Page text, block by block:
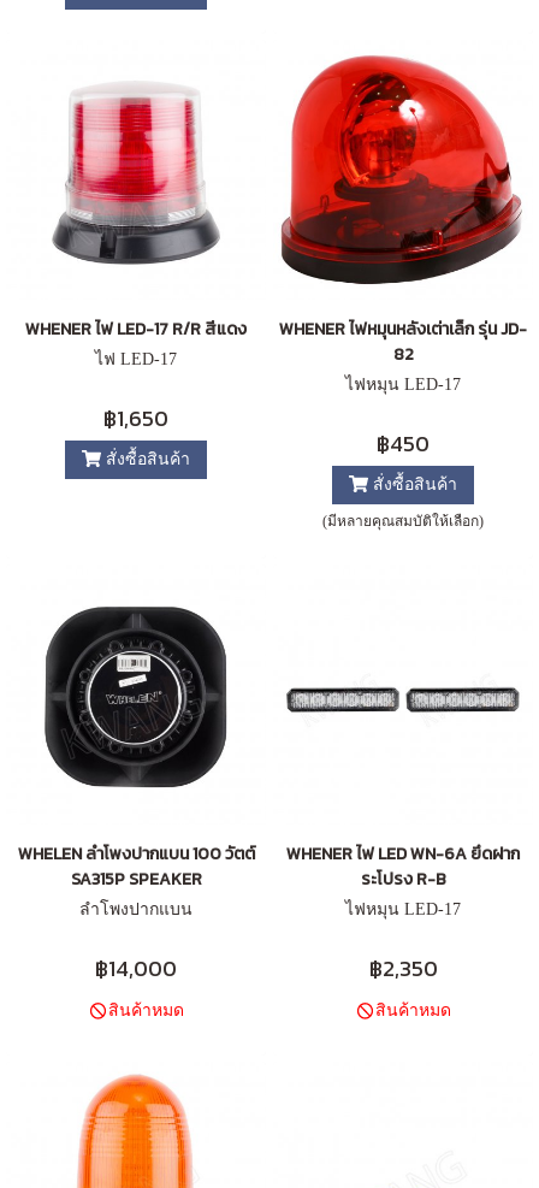
WHENER ไฟ LED-17 R/R สีแดง
ไฟ LED-17
฿1,650
สั่งซื้อสินค้า
WHENER ไฟหมุนหลังเต่าเล็ก รุ่น JD-
82
ไฟหมุน LED-17
฿450
สั่งซื้อสินค้า
(มีหลายคุณสมบัติให้เลือก)
WHELEN ลำโพงปากแบน 100 วัตต์
SA315P SPEAKER
ลำโพงปากแบน
฿14,000
สินค้าหมด
WHENER ไฟ LED WN-6A ยึดฝาก
ระโปรง R-B
ไฟหมุน LED-17
฿2,350
สินค้าหมด